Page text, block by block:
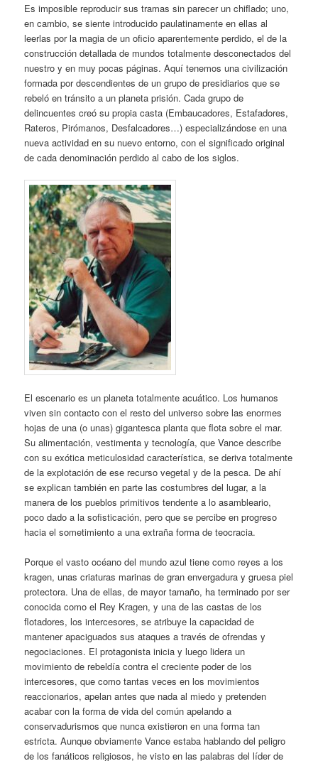
Es imposible reproducir sus tramas sin parecer un chiflado; uno,
en cambio, se siente introducido paulatinamente en ellas al
leerlas por la magia de un oficio aparentemente perdido, el de la
construcción detallada de mundos totalmente desconectados del
nuestro y en muy pocas páginas. Aquí tenemos una civilización
formada por descendientes de un grupo de presidiarios que se
rebeló en tránsito a un planeta prisión. Cada grupo de
delincuentes creó su propia casta (Embaucadores, Estafadores,
Rateros, Pirómanos, Desfalcadores…) especializándose en una
nueva actividad en su nuevo entorno, con el significado original
de cada denominación perdido al cabo de los siglos.
El escenario es un planeta totalmente acuático. Los humanos
viven sin contacto con el resto del universo sobre las enormes
hojas de una (o unas) gigantesca planta que flota sobre el mar.
Su alimentación, vestimenta y tecnología, que Vance describe
con su exótica meticulosidad característica, se deriva totalmente
de la explotación de ese recurso vegetal y de la pesca. De ahí
se explican también en parte las costumbres del lugar, a la
manera de los pueblos primitivos tendente a lo asambleario,
poco dado a la sofisticación, pero que se percibe en progreso
hacia el sometimiento a una extraña forma de teocracia.
Porque el vasto océano del mundo azul tiene como reyes a los
kragen, unas criaturas marinas de gran envergadura y gruesa piel
protectora. Una de ellas, de mayor tamaño, ha terminado por ser
conocida como el Rey Kragen, y una de las castas de los
flotadores, los intercesores, se atribuye la capacidad de
mantener apaciguados sus ataques a través de ofrendas y
negociaciones. El protagonista inicia y luego lidera un
movimiento de rebeldía contra el creciente poder de los
intercesores, que como tantas veces en los movimientos
reaccionarios, apelan antes que nada al miedo y pretenden
acabar con la forma de vida del común apelando a
conservadurismos que nunca existieron en una forma tan
estricta. Aunque obviamente Vance estaba hablando del peligro
de los fanáticos religiosos, he visto en las palabras del líder de